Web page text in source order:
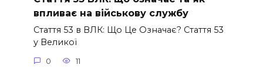
впливає на військову службу
Стаття 53 в ВЛК: Що Це Означає? Стаття 53
у Великої
0 11